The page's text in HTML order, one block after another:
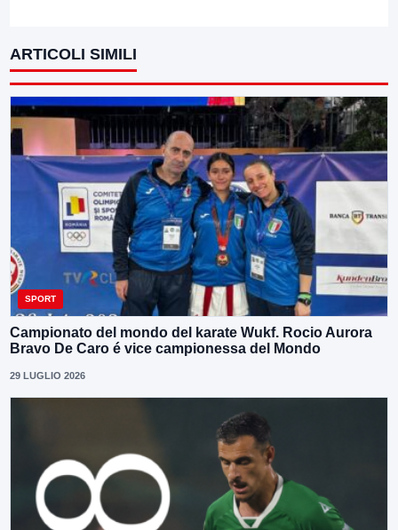
ARTICOLI SIMILI
SPORT
Campionato del mondo del karate Wukf. Rocio Aurora
Bravo De Caro é vice campionessa del Mondo
29 LUGLIO 2026